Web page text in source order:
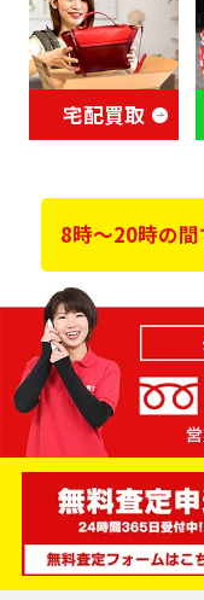
宅配買取
8時～20時の間